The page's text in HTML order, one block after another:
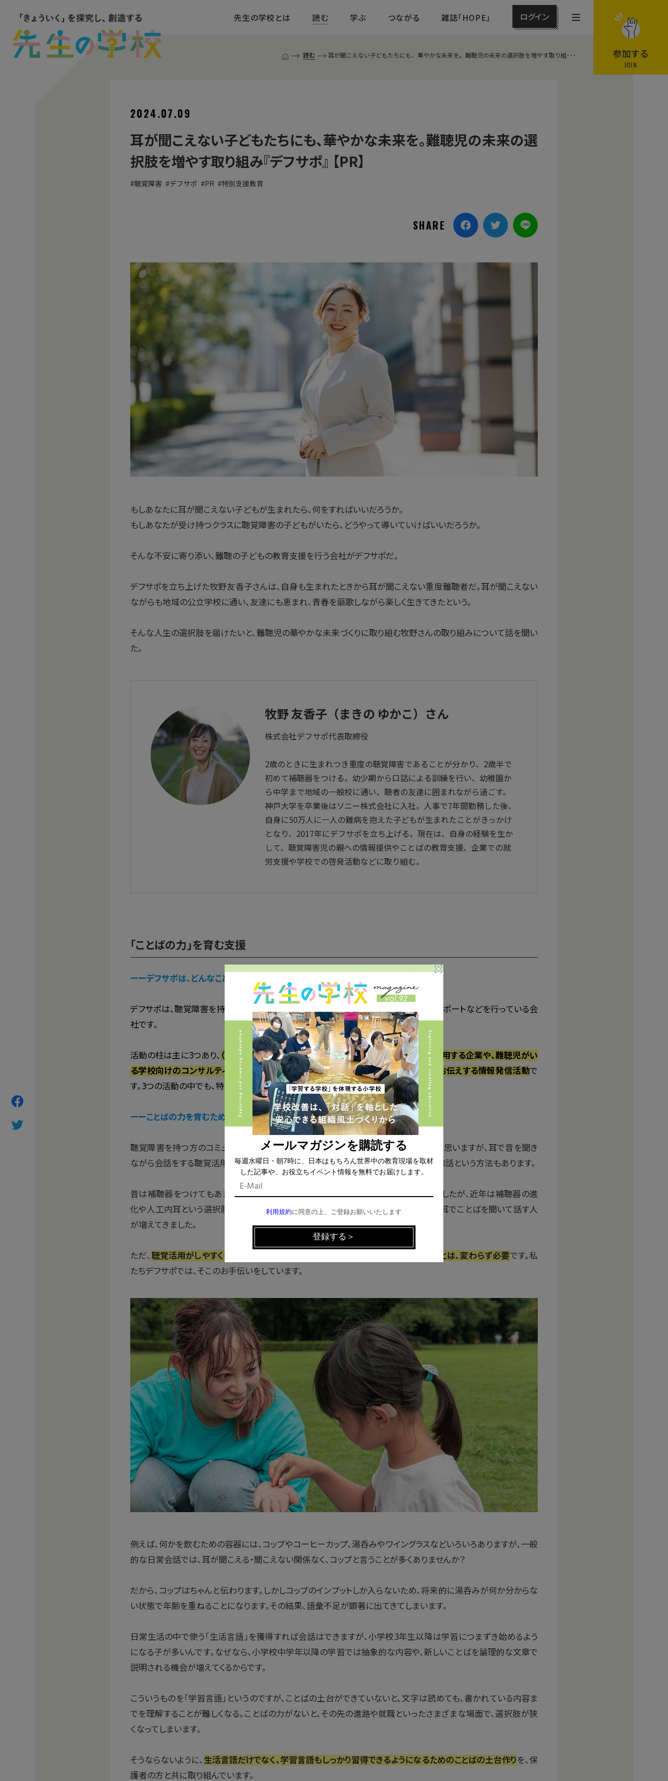
先生の学校とは 読む 学ぶ つながる 雑誌「HOPE」 ログイン
メ
ュ
参加する
JOIN
T
読む 耳が聞こえない子どもたちにも、華やかな未来を。難聴児の未来の選択肢を増やす取り組･･･
2024.07.09
耳が聞こえない子どもたちにも、華やかな未来を。難聴児の未来の選
択肢を増やす取り組み『デフサポ』 【PR】
聴覚障害 デフサポ PR 特別支援教育
SHARE
もしあなたに耳が聞こえない子どもが生まれたら、何をすればいいだろうか。
もしあなたが受け持つクラスに聴覚障害の子どもがいたら、どうやって導いていけばいいだろうか。
そんな不安に寄り添い、難聴の子どもの教育支援を行う会社がデフサポだ。
デフサポを立ち上げた牧野友香子さんは、自身も生まれたときから耳が聞こえない重度難聴者だ。耳が聞こえない
ながらも地域の公立学校に通い、友達にも恵まれ、青春を謳歌しながら楽しく生きてきたという。
そんな人生の選択肢を届けたいと、難聴児の華やかな未来づくりに取り組む牧野さんの取り組みについて話を聞い
た。
牧野 友香子（まきの ゆかこ）さん
株式会社デフサポ代表取締役
2歳のときに生まれつき重度の聴覚障害であることが分かり、2歳半で
初めて補聴器をつける。幼少期から口話による訓練を行い、幼稚園か
ら中学まで地域の一般校に通い、聴者の友達に囲まれながら過ごす。
神戸大学を卒業後はソニー株式会社に入社。人事で7年間勤務した後、
自身に50万人に一人の難病を抱えた子どもが生まれたことがきっかけ
となり、2017年にデフサポを立ち上げる。現在は、自身の経験を生か
して、聴覚障害児の親への情報提供やことばの教育支援、企業での就
労支援や学校での啓発活動などに取り組む。
「ことばの力」を育む支援
ーーデフサポは、どんなことに取り組む会社ですか？
デフサポは、聴覚障害を持つお子さんの教育支援や、難聴の子を育てる保護者の方のサポートなどを行っている会
社です。
活動の柱は主に3つあり、 （1）難聴児のことばの力を育むサポート、（2）聴覚障害者を雇用する企業や、難聴児がい
る学校向けのコンサルティングや研修サポート、（3）聴覚障害に関する正しい知識をお伝えする情報発信活動で
す。3つの活動の中でも、特に「ことばの力」を育む支援に力を入れています。
ーーことばの力を育むために、具体的にどのような支援をされているのでしょうか？
聴覚障害を持つ方のコミュニケーション手法といえば、手話を思い浮かべる方が多いと思いますが、耳で音を聞き
ながら会話をする聴覚活用や、相手の口の形を読んだりして話す読唇術などといった、口話という方法もあります。
昔は補聴器をつけてもあまり音が拾えず、口話教育は辛いものと受け止められていましたが、近年は補聴器の進
化や人工内耳という選択肢が入ってきたことで聴覚活用がしやすくなり、比較的自分の耳でことばを聞いて話す人
が増えてきました。
ただ、聴覚活用がしやすくなったといっても、家庭での声掛けやことばを育てるということは、変わらず必要です。私
たちデフサポでは、そこのお手伝いをしています。
例えば、何かを飲むための容器には、コップやコーヒーカップ、湯呑みやワイングラスなどいろいろありますが、一般
的な日常会話では、耳が聞こえる・聞こえない関係なく、コップと言うことが多くありませんか？
だから、コップはちゃんと伝わります。しかしコップのインプットしか入らないため、将来的に湯呑みが何か分からな
い状態で年齢を重ねることになります。その結果、語彙不足が顕著に出てきてしまいます。
日常生活の中で使う「生活言語」を獲得すれば会話はできますが、小学校3年生以降は学習につまずき始めるよう
になる子が多いんです。なぜなら、小学校中学年以降の学習では抽象的な内容や、新しいことばを論理的な文章で
説明される機会が増えてくるからです。
こういうものを「学習言語」というのですが、ことばの土台ができていないと、文字は読めても、書かれている内容ま
でを理解することが難しくなる。ことばの力がないと、その先の進路や就職といったさまざまな場面で、選択肢が狭
くなってしまいます。
そうならないように、 生活言語だけでなく、学習言語もしっかり習得できるようになるためのことばの土台作りを、保
護者の方と共に取り組んでいます。
メールマガジンを購読する
毎週水曜日・朝7時に、日本はもちろん世界中の教育現場を取材
した記事や、お役立ちイベント情報を無料でお届けします。
利用規約に同意の上、ご登録お願いいたします